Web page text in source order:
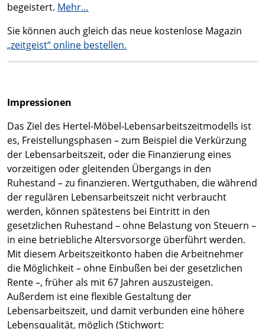
begeistert. Mehr…
Sie können auch gleich das neue kostenlose Magazin
„zeitgeist“ online bestellen.
Impressionen
Das Ziel des Hertel-Möbel-Lebensarbeitszeitmodells ist
es, Freistellungsphasen – zum Beispiel die Verkürzung
der Lebensarbeitszeit, oder die Finanzierung eines
vorzeitigen oder gleitenden Übergangs in den
Ruhestand – zu finanzieren. Wertguthaben, die während
der regulären Lebensarbeitszeit nicht verbraucht
werden, können spätestens bei Eintritt in den
gesetzlichen Ruhestand – ohne Belastung von Steuern –
in eine betriebliche Altersvorsorge überführt werden.
Mit diesem Arbeitszeitkonto haben die Arbeitnehmer
die Möglichkeit – ohne Einbußen bei der gesetzlichen
Rente –, früher als mit 67 Jahren auszusteigen.
Außerdem ist eine flexible Gestaltung der
Lebensarbeitszeit, und damit verbunden eine höhere
Lebensqualität, möglich (Stichwort: